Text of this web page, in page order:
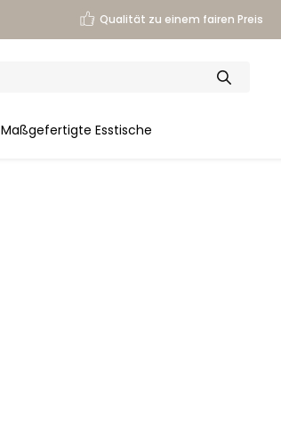
Qualität zu einem fairen Preis
Maßgefertigte Esstische